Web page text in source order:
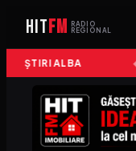
HITFM
RADIO
REGIONAL
ȘTIRI ALBA